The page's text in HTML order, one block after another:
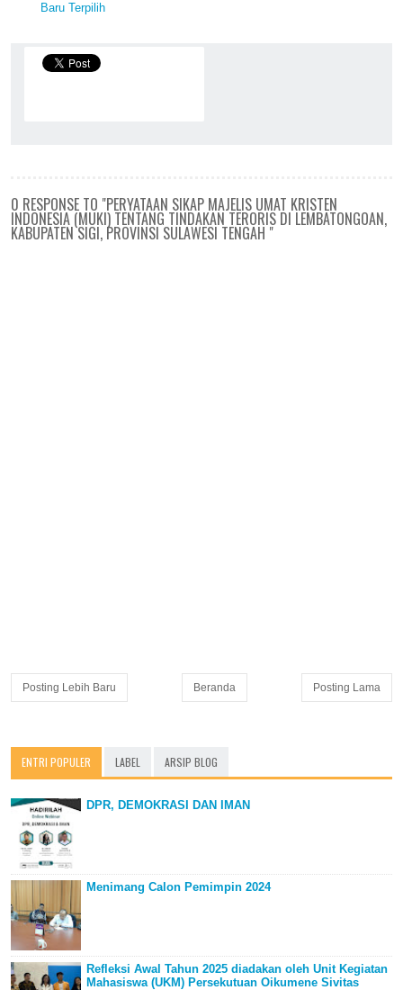
Baru Terpilih
0 RESPONSE TO "PERYATAAN SIKAP MAJELIS UMAT KRISTEN
INDONESIA (MUKI) TENTANG TINDAKAN TERORIS DI LEMBATONGOAN,
KABUPATEN SIGI, PROVINSI SULAWESI TENGAH "
Posting Lebih Baru Posting Lama
Beranda
ENTRI POPULER LABEL ARSIP BLOG
DPR, DEMOKRASI DAN IMAN
Menimang Calon Pemimpin 2024
Refleksi Awal Tahun 2025 diadakan oleh Unit Kegiatan
Mahasiswa (UKM) Persekutuan Oikumene Sivitas